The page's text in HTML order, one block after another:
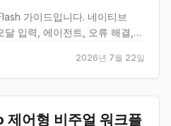
가이드입니다. 네이티브
입력, 에이전트, 오류 해결,
2026년 7월 22일
어형 비주얼 워크플